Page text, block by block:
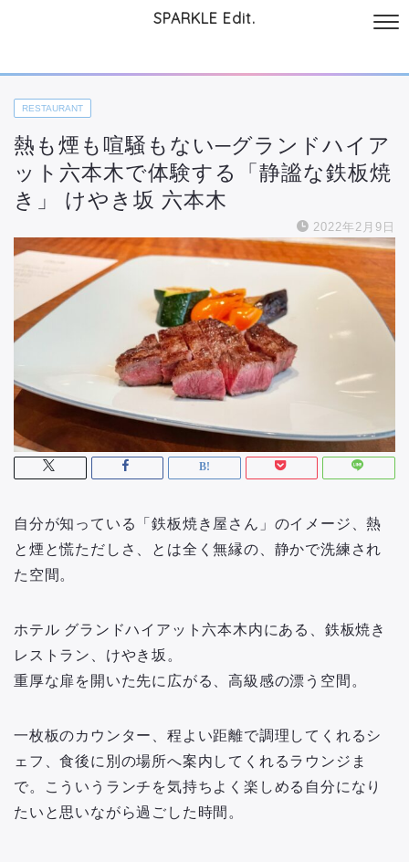
SPARKLE Edit.
RESTAURANT
熱も煙も喧騒もない─グランドハイア
ット六本木で体験する「静謐な鉄板焼
き」 けやき坂 六本木
2022年2月9日
自分が知っている「鉄板焼き屋さん」のイメージ、熱
と煙と慌ただしさ、とは全く無縁の、静かで洗練され
た空間。
ホテル グランドハイアット六本木内にある、鉄板焼き
レストラン、けやき坂。
重厚な扉を開いた先に広がる、高級感の漂う空間。
一枚板のカウンター、程よい距離で調理してくれるシ
ェフ、食後に別の場所へ案内してくれるラウンジま
で。こういうランチを気持ちよく楽しめる自分になり
たいと思いながら過ごした時間。